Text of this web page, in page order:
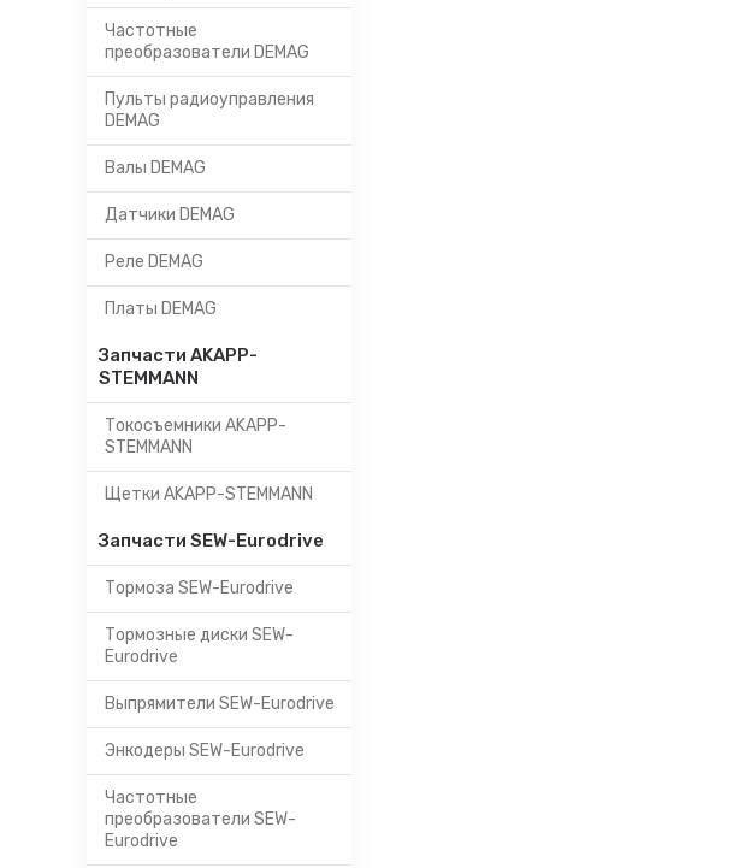
Частотные
преобразователи DEMAG
Пульты радиоуправления
DEMAG
Валы DEMAG
Датчики DEMAG
Реле DEMAG
Платы DEMAG
Запчасти AKAPP-
STEMMANN
Токосъемники AKAPP-
STEMMANN
Щетки AKAPP-STEMMANN
Запчасти SEW-Eurodrive
Тормоза SEW-Eurodrive
Тормозные диски SEW-
Eurodrive
Выпрямители SEW-Eurodrive
Энкодеры SEW-Eurodrive
Частотные
преобразователи SEW-
Eurodrive